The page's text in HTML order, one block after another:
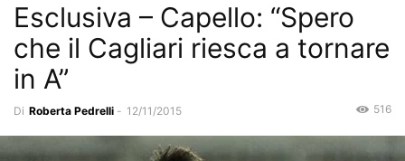
Esclusiva – Capello: “Spero
che il Cagliari riesca a tornare
in A”
Di Roberta Pedrelli - 12/11/2015 516